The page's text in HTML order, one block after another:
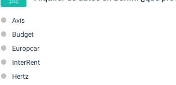
Avis
Budget
Europcar
InterRent
Hertz